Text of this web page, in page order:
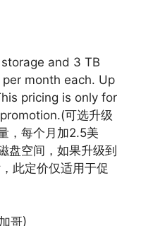
and 3 TB
month each. Up
pricing is only for
可选升级
，每个月加2.5美
盘空间，如果升级到
此定价仅适用于促
哥)